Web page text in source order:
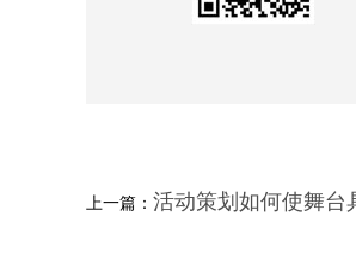
上一篇： 活动策划如何使舞台